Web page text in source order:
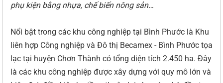
phụ kiện bằng nhựa, chế biến nông sản…
Nổi bật trong các khu công nghiệp tại Bình Phước là Khu
liên hợp Công nghiệp và Đô thị Becamex - Bình Phước tọa
lạc tại huyện Chơn Thành có tổng diện tích 2.450 ha. Đây
là các khu công nghiệp được xây dựng với quy mô lớn và